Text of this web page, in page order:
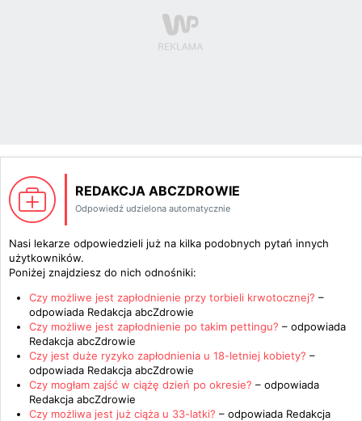
REDAKCJA ABCZDROWIE
Odpowiedź udzielona automatycznie
Nasi lekarze odpowiedzieli już na kilka podobnych pytań innych
użytkowników.
Poniżej znajdziesz do nich odnośniki:
Czy możliwe jest zapłodnienie przy torbieli krwotocznej? –
odpowiada Redakcja abcZdrowie
Czy możliwe jest zapłodnienie po takim pettingu? – odpowiada
Redakcja abcZdrowie
Czy jest duże ryzyko zapłodnienia u 18-letniej kobiety? –
odpowiada Redakcja abcZdrowie
Czy mogłam zajść w ciążę dzień po okresie? – odpowiada
Redakcja abcZdrowie
Czy możliwa jest już ciąża u 33-latki? – odpowiada Redakcja